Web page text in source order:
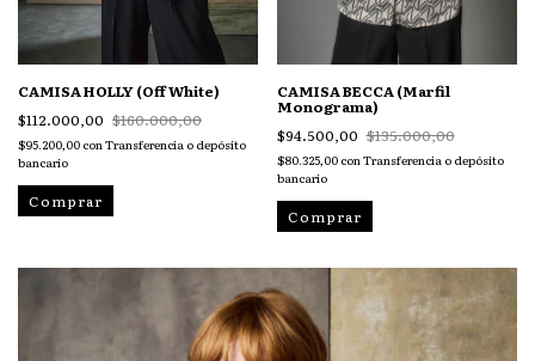
CAMISA HOLLY (Off White)
$112.000,00 $160.000,00
$95.200,00 con Transferencia o depósito
bancario
Comprar
CAMISA BECCA (Marfil
Monograma)
$94.500,00 $135.000,00
$80.325,00 con Transferencia o depósito
bancario
Comprar